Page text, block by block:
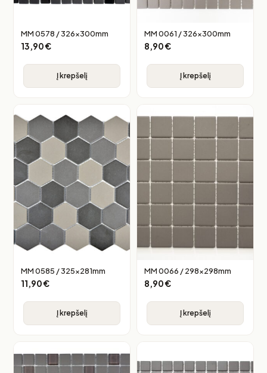
MM 0578 / 326x300mm
13,90€
Į krepšelį
MM 0061 / 326x300mm
8,90€
Į krepšelį
MM 0585 / 325x281mm
11,90€
Į krepšelį
MM 0066 / 298x298mm
8,90€
Į krepšelį